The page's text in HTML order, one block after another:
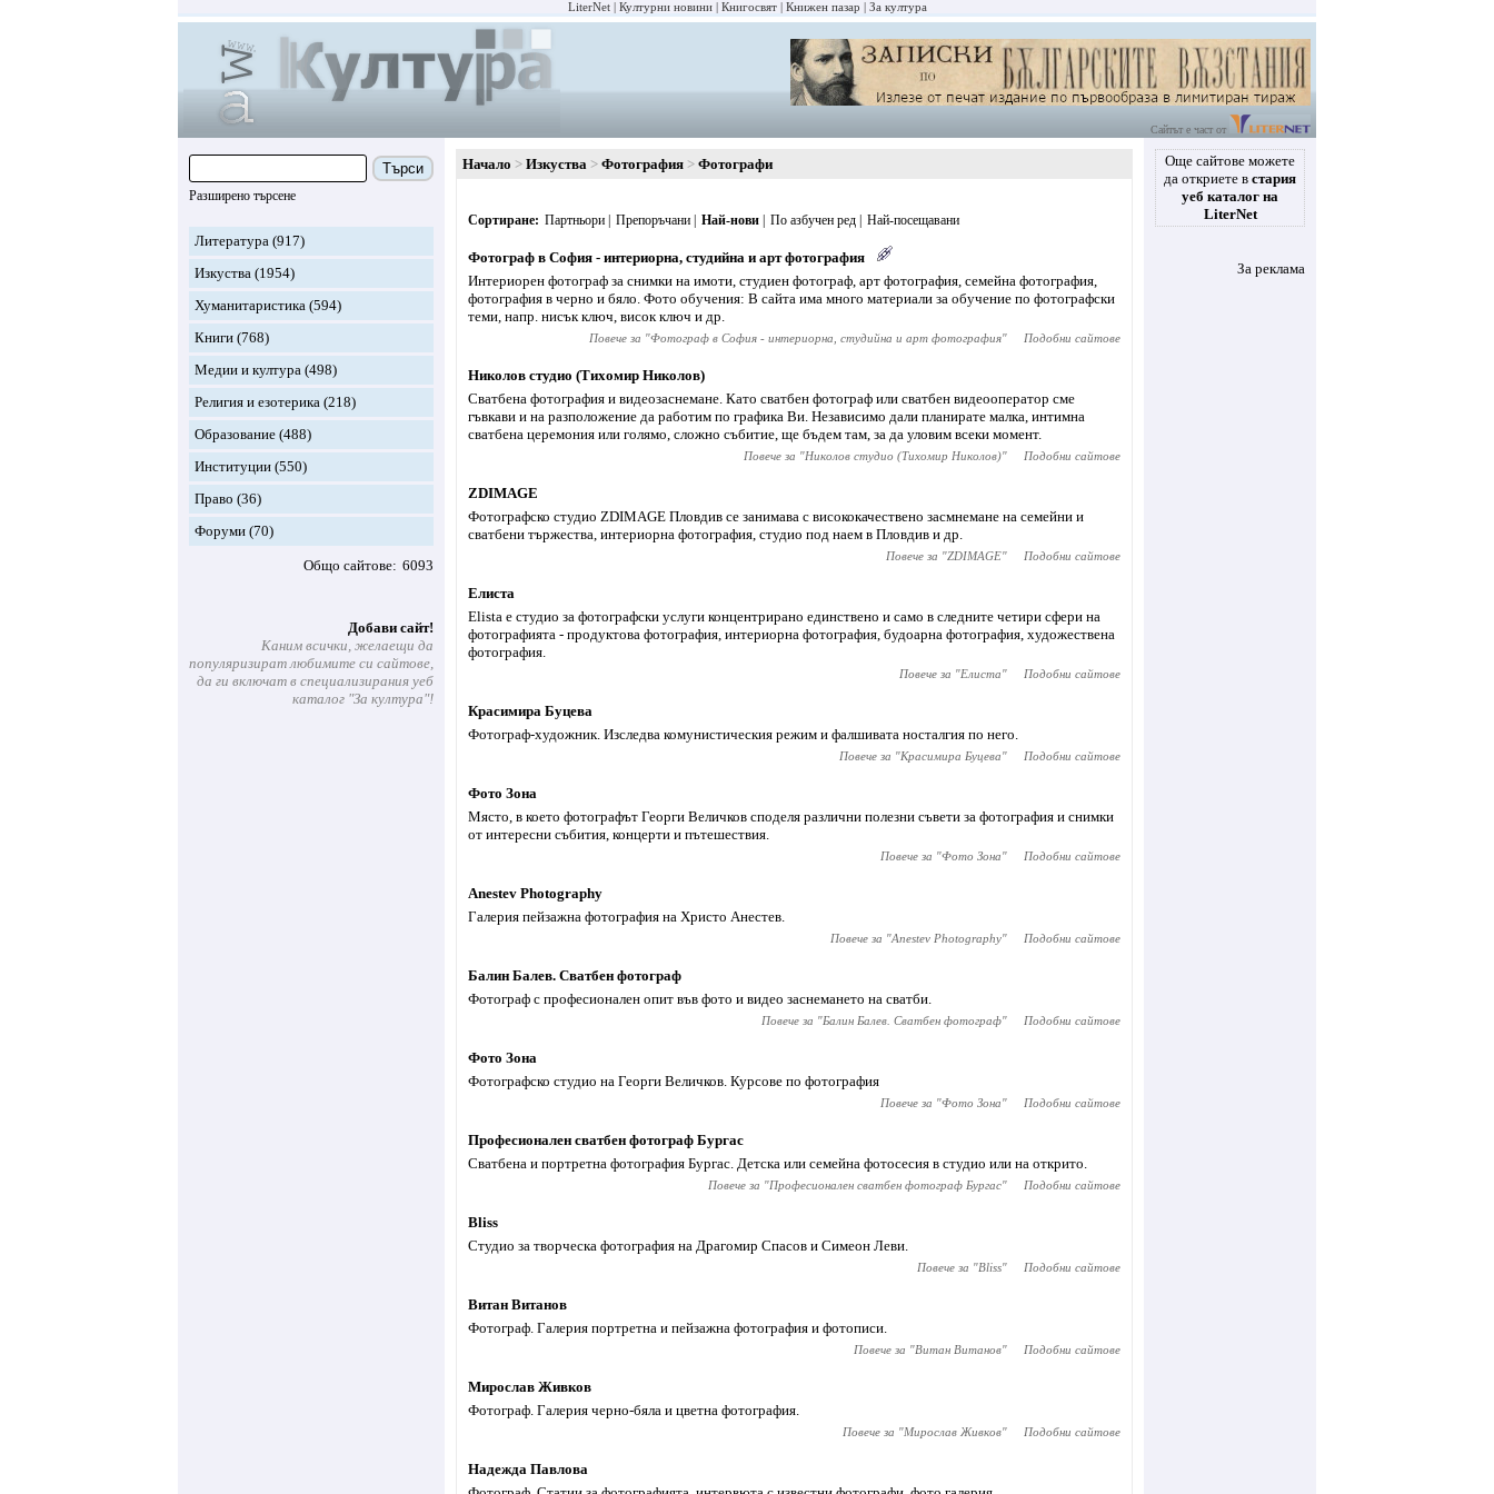
LiterNet Културни новини Книгосвят Книжен пазар За култура
Сайтът е част от
Търси
Разширено търсене
Литература (917)
Изкуства (1954)
Хуманитаристика (594)
Книги (768)
Медии и култура (498)
Религия и езотерика (218)
Образование (488)
Институции (550)
Право (36)
Форуми (70)
Общо сайтове 6093
Добави сайт!
Каним всички, желаещи да
популяризират любимите си сайтове,
да ги включат в специализирания уеб
каталог "За култура"!
Начало Изкуства Фотография Фотографи
Сортиране Партньори Препоръчани Най-нови По азбучен ред Най-посещавани
Фотограф в София - интериорна, студийна и арт фотография
Интериорен фотограф за снимки на имоти, студиен фотограф, арт фотография, семейна фотография,
фотография в черно и бяло. Фото обучения: В сайта има много материали за обучение по фотографски
теми, напр. нисък ключ, висок ключ и др.
Повече за "Фотограф в София - интериорна, студийна и арт фотография" Подобни сайтове
Николов студио (Тихомир Николов)
Сватбена фотография и видеозаснемане. Като сватбен фотограф или сватбен видеооператор сме
гъвкави и на разположение да работим по графика Ви. Независимо дали планирате малка, интимна
сватбена церемония или голямо, сложно събитие, ще бъдем там, за да уловим всеки момент.
Повече за "Николов студио (Тихомир Николов)" Подобни сайтове
ZDIMAGE
Фотографско студио ZDIMAGE Пловдив се занимава с висококачествено засмнемане на семейни и
сватбени тържества, интериорна фотография, студио под наем в Пловдив и др.
Повече за "ZDIMAGE" Подобни сайтове
Елиста
Elista е студио за фотографски услуги концентрирано единствено и само в следните четири сфери на
фотографията - продуктова фотография, интериорна фотография, будоарна фотография, художествена
фотография.
Повече за "Елиста" Подобни сайтове
Красимира Буцева
Фотограф-художник. Изследва комунистическия режим и фалшивата носталгия по него.
Повече за "Красимира Буцева" Подобни сайтове
Фото Зона
Място, в което фотографът Георги Величков споделя различни полезни съвети за фотография и снимки
от интересни събития, концерти и пътешествия.
Повече за "Фото Зона" Подобни сайтове
Anestev Photography
Галерия пейзажна фотография на Христо Анестев.
Повече за "Anestev Photography" Подобни сайтове
Балин Балев. Сватбен фотограф
Фотограф с професионален опит във фото и видео заснемането на сватби.
Повече за "Балин Балев. Сватбен фотограф" Подобни сайтове
Фото Зона
Фотографско студио на Георги Величков. Курсове по фотография
Повече за "Фото Зона" Подобни сайтове
Професионален сватбен фотограф Бургас
Сватбена и портретна фотография Бургас. Детска или семейна фотосесия в студио или на открито.
Повече за "Професионален сватбен фотограф Бургас" Подобни сайтове
Bliss
Студио за творческа фотография на Драгомир Спасов и Симеон Леви.
Повече за "Bliss" Подобни сайтове
Витан Витанов
Фотограф. Галерия портретна и пейзажна фотография и фотописи.
Повече за "Витан Витанов" Подобни сайтове
Мирослав Живков
Фотограф. Галерия черно-бяла и цветна фотография.
Повече за "Мирослав Живков" Подобни сайтове
Надежда Павлова
Още сайтове можете
да откриете в стария
уеб каталог на
LiterNet
За реклама